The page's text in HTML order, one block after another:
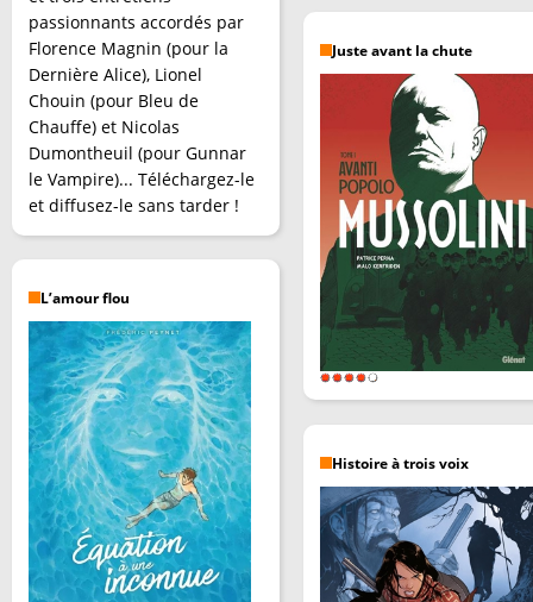
passionnants accordés par
Florence Magnin (pour la
Dernière Alice), Lionel
Chouin (pour Bleu de
Chauffe) et Nicolas
Dumontheuil (pour Gunnar
le Vampire)... Téléchargez-le
et diffusez-le sans tarder !
L’amour flou
Juste avant la chute
Histoire à trois voix